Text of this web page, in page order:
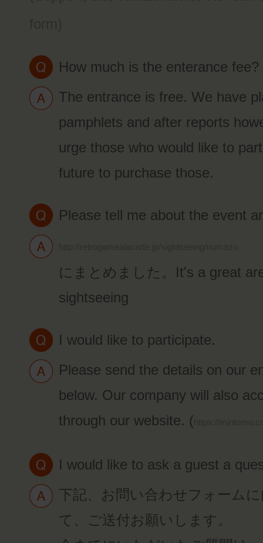
How much is the enterance fee?
The entrance is free. We have
pamphlets and after reports
urge those who would like to
future to purchase those.
Please tell me about the event
にまとめました。It's a great
sightseeing
I would like to participate.
Please send the details on our
below. Our company will also
through our website. (
I would like to ask a guest a
下記、お問い合わせフォーム
て、ご送付お願いします。